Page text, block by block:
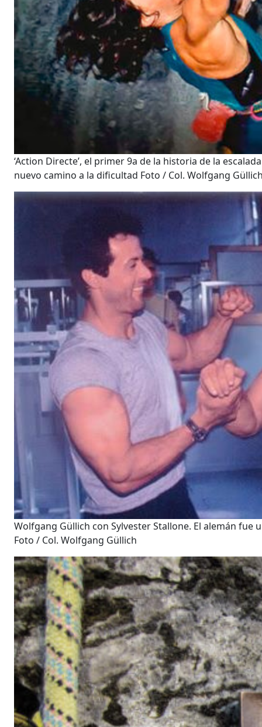
‘Action Directe’, el primer 9a de la historia de la
nuevo camino a la dificultad Foto / Col. Wolfgang
Wolfgang Güllich con Sylvester Stallone. El alemán fue
Foto / Col. Wolfgang Güllich